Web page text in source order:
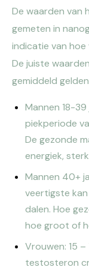
De waarden
gemeten in
indicatie van hoe
De juiste
gemiddeld
Mannen 18-
piekperiode
De gezonde
energiek,
Mannen 40+
veertigste
dalen. Hoe
hoe groot of
Vrouwen: 15
testosteron